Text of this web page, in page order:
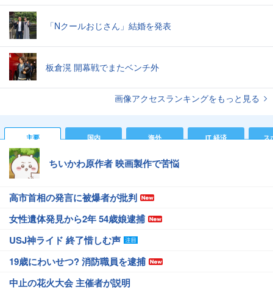
「Nクールおじさん」結婚を発表
板倉滉 開幕戦でまたベンチ外
画像アクセスランキングをもっと見る
主要 国内 海外 IT 経済 ス
ちいかわ原作者 映画製作で苦悩
高市首相の発言に被爆者が批判
女性遺体発見から2年 54歳娘逮捕
USJ神ライド 終了惜しむ声
19歳にわいせつ? 消防職員を逮捕
中止の花火大会 主催者が説明